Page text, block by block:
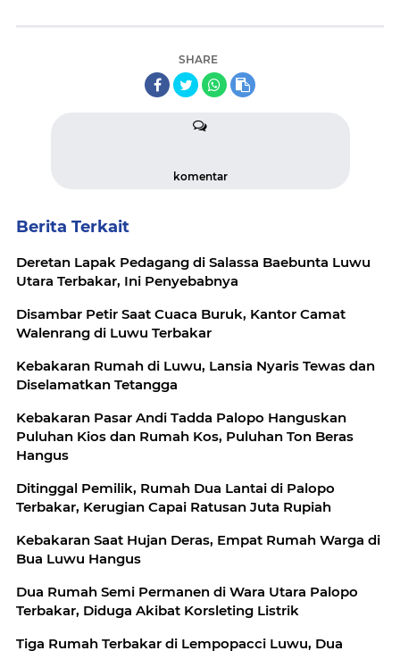
SHARE
komentar
Berita Terkait
Deretan Lapak Pedagang di Salassa Baebunta Luwu
Utara Terbakar, Ini Penyebabnya
Disambar Petir Saat Cuaca Buruk, Kantor Camat
Walenrang di Luwu Terbakar
Kebakaran Rumah di Luwu, Lansia Nyaris Tewas dan
Diselamatkan Tetangga
Kebakaran Pasar Andi Tadda Palopo Hanguskan
Puluhan Kios dan Rumah Kos, Puluhan Ton Beras
Hangus
Ditinggal Pemilik, Rumah Dua Lantai di Palopo
Terbakar, Kerugian Capai Ratusan Juta Rupiah
Kebakaran Saat Hujan Deras, Empat Rumah Warga di
Bua Luwu Hangus
Dua Rumah Semi Permanen di Wara Utara Palopo
Terbakar, Diduga Akibat Korsleting Listrik
Tiga Rumah Terbakar di Lempopacci Luwu, Dua